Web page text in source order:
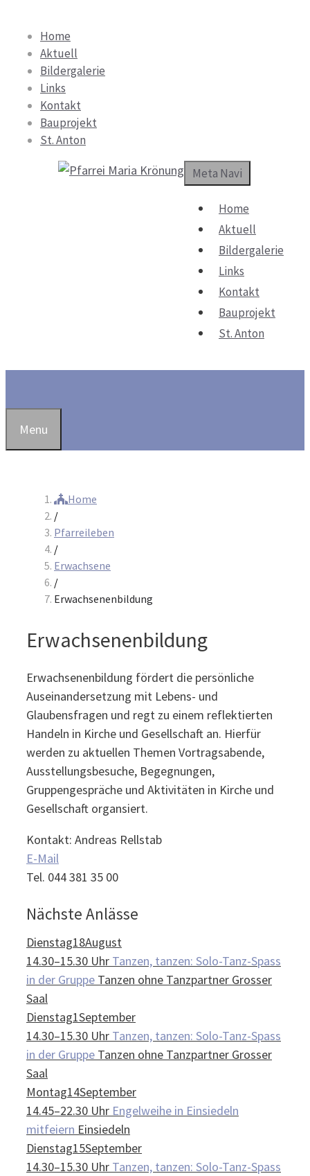
Inhalt
Home
Aktuell
Bildergalerie
Links
Kontakt
Bauprojekt
St. Anton
Meta Navi
Home
Aktuell
Bildergalerie
Links
Kontakt
Bauprojekt
St. Anton
Menu
Home
/
Pfarreileben
/
Erwachsene
/
Erwachsenenbildung
Erwachsenenbildung
Erwachsenenbildung fördert die persönliche
Auseinandersetzung mit Lebens- und
Glaubensfragen und regt zu einem reflektierten
Handeln in Kirche und Gesellschaft an. Hierfür
werden zu aktuellen Themen Vortragsabende,
Ausstellungsbesuche, Begegnungen,
Gruppengespräche und Aktivitäten in Kirche und
Gesellschaft organsiert.
Kontakt: Andreas Rellstab
E-Mail
Tel. 044 381 35 00
Nächste Anlässe
Dienstag18August
14.30–15.30 Uhr Tanzen, tanzen: Solo-Tanz-Spass
in der Gruppe Tanzen ohne Tanzpartner Grosser
Saal
Dienstag1September
14.30–15.30 Uhr Tanzen, tanzen: Solo-Tanz-Spass
in der Gruppe Tanzen ohne Tanzpartner Grosser
Saal
Montag14September
14.45–22.30 Uhr Engelweihe in Einsiedeln
mitfeiern Einsiedeln
Dienstag15September
14.30–15.30 Uhr Tanzen, tanzen: Solo-Tanz-Spass